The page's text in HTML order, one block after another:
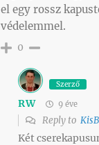
el egy rossz
védelemmel.
0
Szerző
RW 9 éve
Reply to
Két